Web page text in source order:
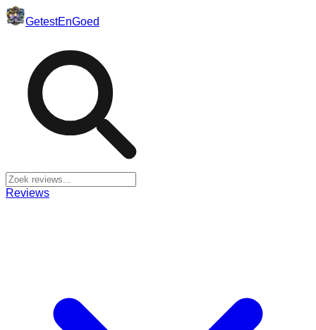
GetestEnGoed
Reviews